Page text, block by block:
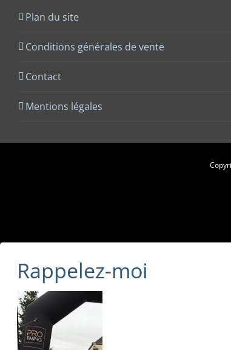
Plan du site
Conditions générales de vente
Contact
Mentions légales
Rappelez-moi